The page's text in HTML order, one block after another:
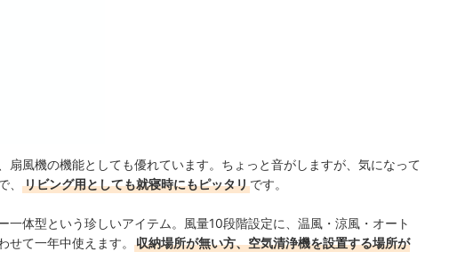
扇風機の機能としても優れています。ちょっと音がしますが、気になって
、
リビング用としても就寝時にもピッタリです。
一体型という珍しいアイテム。風量10段階設定に、温風・涼風・オート
せて一年中使えます。
収納場所が無い方、空気清浄機を設置する場所が